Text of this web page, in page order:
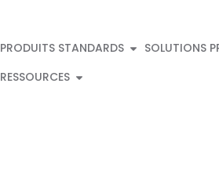
PRODUITS STANDARDS SOLUTIONS
RESSOURCES